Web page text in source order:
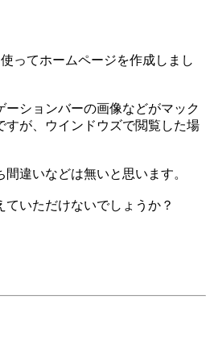
ってホームページを作成しまし
ーションバーの画像などがマック
すが、ウインドウズで閲覧した場
違いなどは無いと思います。
いただけないでしょうか？